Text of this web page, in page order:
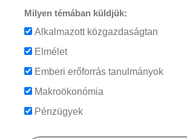
Milyen témában küldjük:
Alkalmazott közgazdaságtan
Elmélet
Emberi erőforrás tanulmányok
Makroökonómia
Pénzügyek